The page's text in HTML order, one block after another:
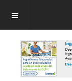
OFF CANVAS